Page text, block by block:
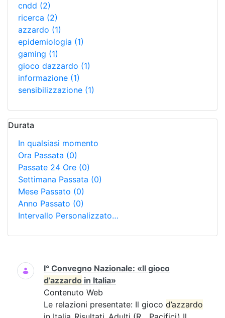
cndd (2)
ricerca (2)
azzardo (1)
epidemiologia (1)
gaming (1)
gioco dazzardo (1)
informazione (1)
sensibilizzazione (1)
Durata
In qualsiasi momento
Ora Passata (0)
Passate 24 Ore (0)
Settimana Passata (0)
Mese Passato (0)
Anno Passato (0)
Intervallo Personalizzato…
Ricerca
I° Convegno Nazionale: «Il gioco
d’azzardo in Italia»
Contenuto Web
Le relazioni presentate: Il gioco d’azzardo